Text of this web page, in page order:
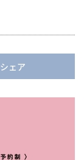
シェア